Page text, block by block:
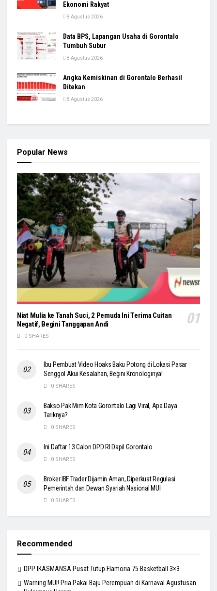
Ekonomi Rakyat
8 Agustus 2026
Data BPS, Lapangan Usaha di Gorontalo
Tumbuh Subur
8 Agustus 2026
Angka Kemiskinan di Gorontalo Berhasil
Ditekan
8 Agustus 2026
Popular News
Niat Mulia ke Tanah Suci, 2 Pemuda Ini Terima Cuitan
Negatif, Begini Tanggapan Andi
0 SHARES
Ibu Pembuat Video Hoaks Baku Potong di Lokasi Pasar
Senggol Akui Kesalahan, Begini Kronologinya!
0 SHARES
Bakso Pak Mim Kota Gorontalo Lagi Viral, Apa Daya
Tariknya?
0 SHARES
Ini Daftar 13 Calon DPD RI Dapil Gorontalo
0 SHARES
Broker IBF Trader Dijamin Aman, Diperkuat Regulasi
Pemerintah dan Dewan Syariah Nasional MUI
0 SHARES
Recommended
DPP IKASMANSA Pusat Tutup Flamoria 75 Basketball 3×3
Warning MUI! Pria Pakai Baju Perempuan di Karnaval Agustusan